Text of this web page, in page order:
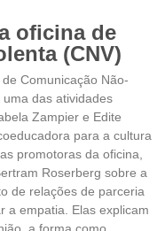
oficina de
(CNV)
Comunicação Não-
das atividades
Zampier e Edite
para a cultura
promotoras da oficina,
Roserberg sobre a
de relações de parceria
a empatia. Elas explicam
a forma como